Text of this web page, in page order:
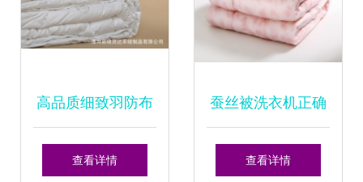
高品质细致羽防布
羊绒被 清河县绒茂
查看详情
蚕丝被洗衣机正确
洗法及蚕丝制品保
查看详情